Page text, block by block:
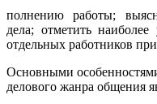
полнению работы;
дела; отметить
отдельных работников
Основными
делового жанра общения